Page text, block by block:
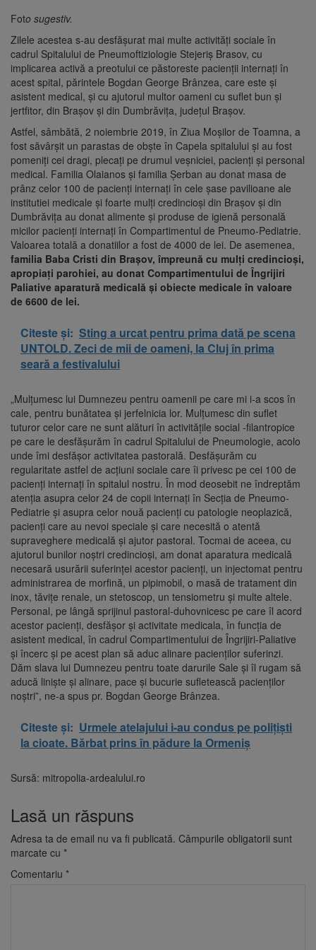
Foto sugestiv.
Zilele acestea s-au desfășurat mai multe activități sociale în
cadrul Spitalului de Pneumoftiziologie Stejeriș Brasov, cu
implicarea activă a preotului ce păstoreste pacienții internați în
acest spital, părintele Bogdan George Brânzea, care este și
asistent medical, și cu ajutorul multor oameni cu suflet bun și
jertfitor, din Brașov și din Dumbrăvița, județul Brașov.
Astfel, sâmbătă, 2 noiembrie 2019, în Ziua Moșilor de Toamna, a
fost săvârșit un parastas de obște în Capela spitalului și au fost
pomeniți cei dragi, plecați pe drumul veșniciei, pacienți și personal
medical. Familia Olaianos și familia Șerban au donat masa de
prânz celor 100 de pacienți internați în cele șase pavilioane ale
institutiei medicale și foarte mulți credincioși din Brașov și din
Dumbrăvița au donat alimente și produse de igienă personală
micilor pacienți internați în Compartimentul de Pneumo-Pediatrie.
Valoarea totală a donatiilor a fost de 4000 de lei. De asemenea,
familia Baba Cristi din Brașov, împreună cu mulți credincioși,
apropiați parohiei, au donat Compartimentului de Îngrijiri
Paliative aparatură medicală și obiecte medicale în valoare
de 6600 de lei.
Citeste și: Sting a urcat pentru prima dată pe scena
UNTOLD. Zeci de mii de oameni, la Cluj în prima
seară a festivalului
„Mulțumesc lui Dumnezeu pentru oamenii pe care mi i-a scos în
cale, pentru bunătatea și jerfelnicia lor. Mulțumesc din suflet
tuturor celor care ne sunt alături în activitățile social -filantropice
pe care le desfășurăm în cadrul Spitalului de Pneumologie, acolo
unde îmi desfășor activitatea pastorală. Desfășurăm cu
regularitate astfel de acțiuni sociale care îi privesc pe cei 100 de
pacienți internați în spitalul nostru. În mod deosebit ne îndreptăm
atenția asupra celor 24 de copii internați în Secția de Pneumo-
Pediatrie și asupra celor nouă pacienți cu patologie neoplazică,
pacienți care au nevoi speciale și care necesită o atentă
supraveghere medicală și ajutor pastoral. Tocmai de aceea, cu
ajutorul bunilor noștri credincioși, am donat aparatura medicală
necesară usurării suferinței acestor pacienți, un injectomat pentru
administrarea de morfină, un pipimobil, o masă de tratament din
inox, tăvițe renale, un stetoscop, un tensiometru și multe altele.
Personal, pe lângă sprijinul pastoral-duhovnicesc pe care îl acord
acestor pacienți, desfășor și activitate medicala, în funcția de
asistent medical, în cadrul Compartimentului de Îngrijiri-Paliative
și încerc și pe acest plan să aduc alinare pacienților suferinzi.
Dăm slava lui Dumnezeu pentru toate darurile Sale și îl rugam să
aducă liniște și alinare, pace și bucurie sufletească pacienților
noștri”, ne-a spus pr. Bogdan George Brânzea.
Citeste și: Urmele atelajului i-au condus pe polițiști
la cioate. Bărbat prins în pădure la Ormeniș
Sursă: mitropolia-ardealului.ro
Lasă un răspuns
Adresa ta de email nu va fi publicată. Câmpurile obligatorii sunt
marcate cu *
Comentariu *